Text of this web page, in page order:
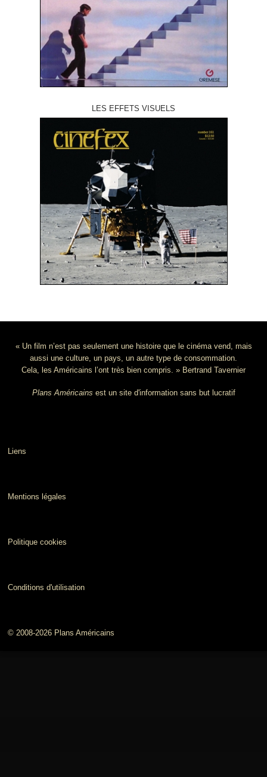
LES EFFETS VISUELS
« Un film n’est pas seulement une histoire que le cinéma vend, mais
aussi une culture, un pays, un autre type de consommation.
Cela, les Américains l’ont très bien compris. » Bertrand Tavernier
Plans Américains est un site d'information sans but lucratif
Liens
Mentions légales
Politique cookies
Conditions d'utilisation
© 2008-2026 Plans Américains